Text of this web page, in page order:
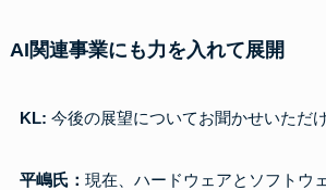
AI関連事業にも力を入れて展開
KL: 今後の展望についてお聞かせいただ
平嶋氏： 現在、ハードウェアとソフトウ